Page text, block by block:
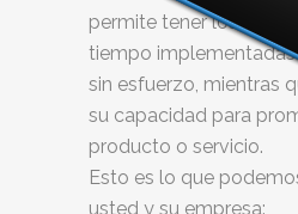
permite tener los
tiempo
sin esfuerzo, mientras
su capacidad para
producto o servicio.
Esto es lo que
usted y su empresa: